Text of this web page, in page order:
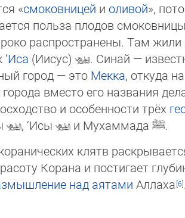
«смоковницей и оливой»,
польза плодов
распространены. Там жили
‘Иса (Иисус) . Синай —
город — это Мекка, откуда
вместо его названия
и особенности трёх
, ‘Исы и Мухаммада ﷺ.
клятв
Корана и постигает
над аятами Аллаха .